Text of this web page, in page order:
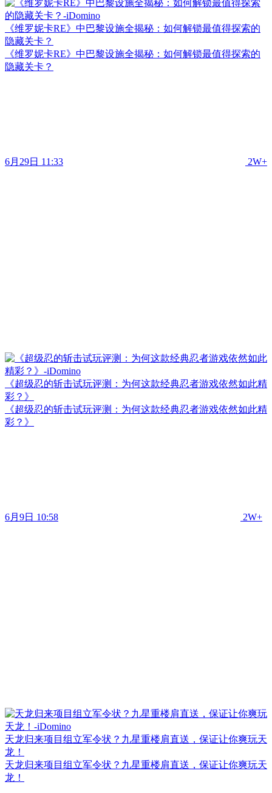
《维罗妮卡RE》中巴黎设施全揭秘：如何解锁最值得探索的
隐藏关卡？
《维罗妮卡RE》中巴黎设施全揭秘：如何解锁最值得探索的
隐藏关卡？
6月29日 11:33 2W+
《超级忍的斩击试玩评测：为何这款经典忍者游戏依然如此精
彩？》
《超级忍的斩击试玩评测：为何这款经典忍者游戏依然如此精
彩？》
6月9日 10:58 2W+
天龙归来项目组立军令状？九星重楼肩直送，保证让你爽玩天
龙！
天龙归来项目组立军令状？九星重楼肩直送，保证让你爽玩天
龙！